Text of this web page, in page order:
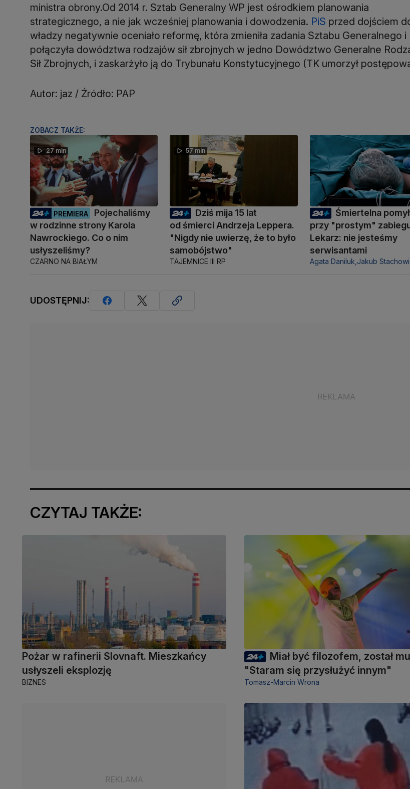
ministra obrony.Od 2014 r. Sztab Generalny WP jest ośrodkiem planowania
strategicznego, a nie jak wcześniej planowania i dowodzenia. PiS przed dojściem
władzy negatywnie oceniało reformę, która zmieniła zadania Sztabu Generalnego i
połączyła dowództwa rodzajów sił zbrojnych w jedno Dowództwo Generalne
Sił Zbrojnych, i zaskarżyło ją do Trybunału Konstytucyjnego (TK umorzył
Autor: jaz / Źródło: PAP
ZOBACZ TAKŻE:
27 min
PREMIERA
Pojechaliśmy
w rodzinne strony Karola
Nawrockiego. Co o nim
usłyszeliśmy?
CZARNO NA BIAŁYM
57 min
Dziś mija 15 lat
od śmierci Andrzeja Leppera.
"Nigdy nie uwierzę, że to było
samobójstwo"
TAJEMNICE III RP
Śmiertelna
przy "prostym"
Lekarz: nie jesteśmy
serwisantami
Agata Daniluk, Jakub
UDOSTĘPNIJ:
CZYTAJ TAKŻE:
Pożar w rafinerii Slovnaft. Mieszkańcy
usłyszeli eksplozję
BIZNES
Miał być filozofem, został
"Staram się przysłużyć innym"
Tomasz-Marcin Wrona